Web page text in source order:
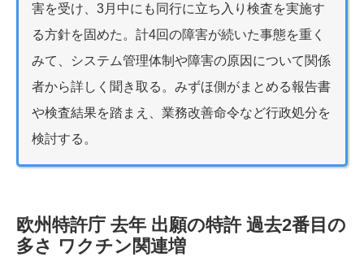
害を受け、3月中にも同行に立ち入り検査を実施す
る方針を固めた。計4回の障害が続いた事態を重く
みて、システム管理体制や障害の原因について関係
者から詳しく聞き取る。みずほ側がまとめる報告書
や検査結果を踏まえ、業務改善命令など行政処分を
検討する。
欧州特許庁 去年 出願の特許 過去2番目の
多さ ワクチン関連増